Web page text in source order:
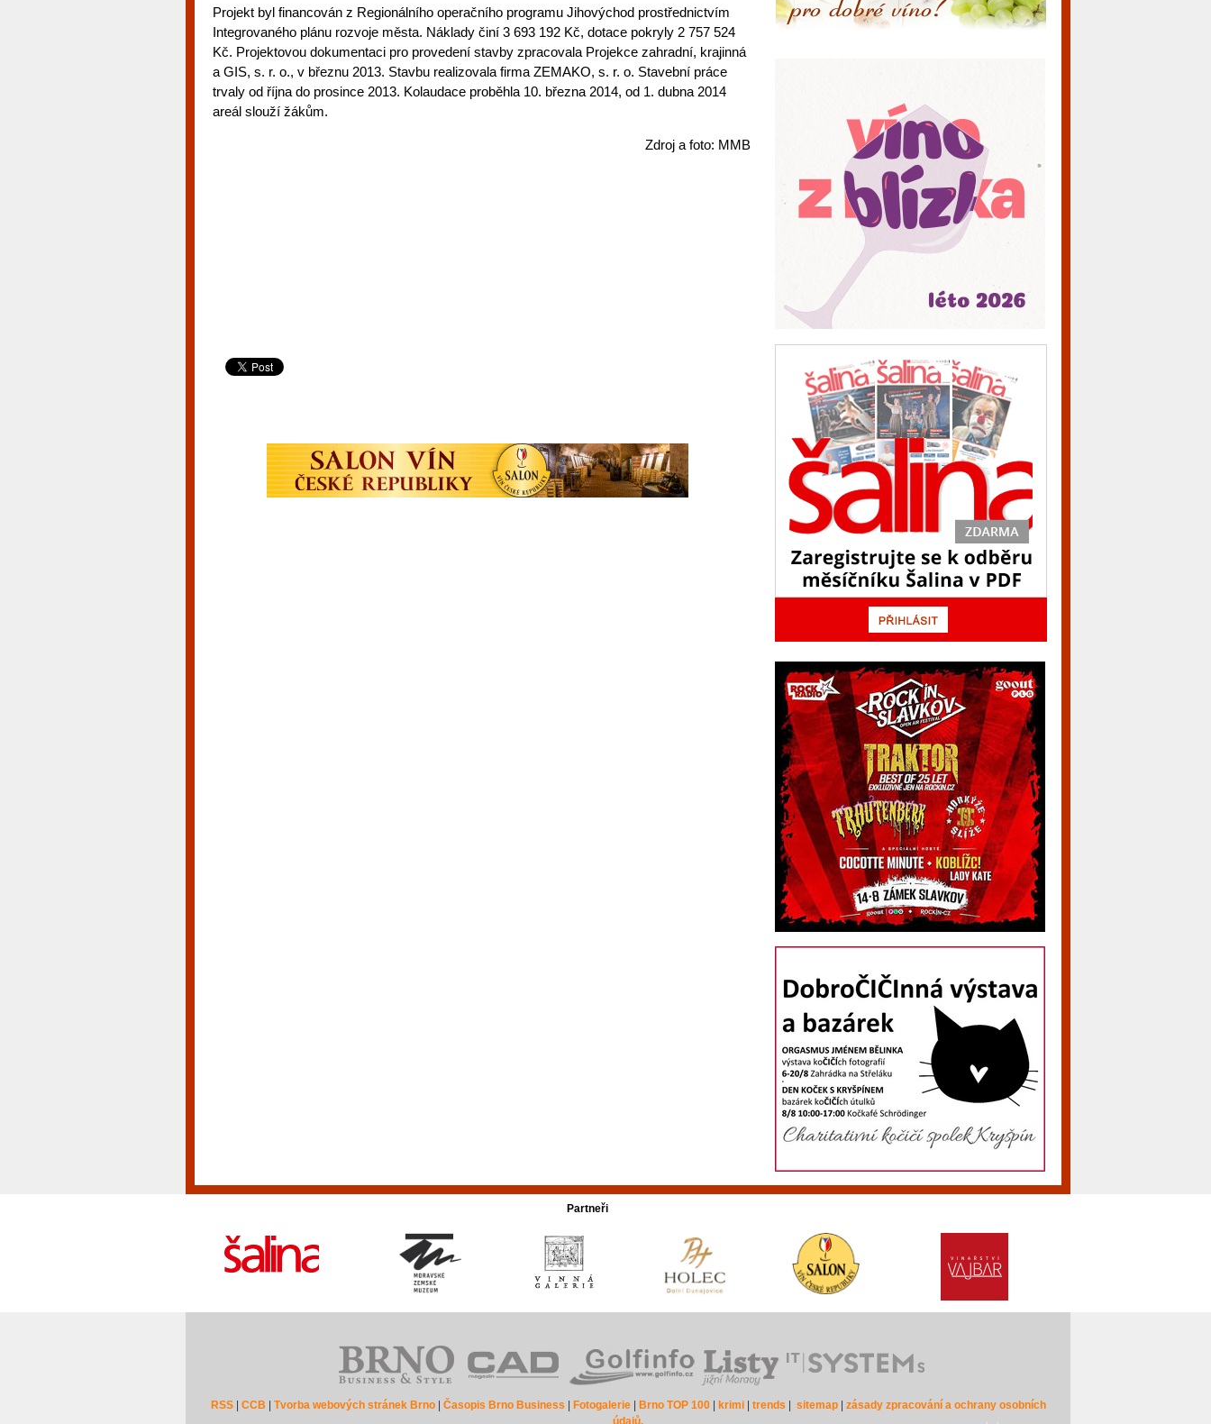
Projekt byl financován z Regionálního operačního programu Jihovýchod prostřednictvím
Integrovaného plánu rozvoje města. Náklady činí 3 693 192 Kč, dotace pokryly 2 757 524
Kč. Projektovou dokumentaci pro provedení stavby zpracovala Projekce zahradní, krajinná
a GIS, s. r. o., v březnu 2013. Stavbu realizovala firma ZEMAKO, s. r. o. Stavební práce
trvaly od října do prosince 2013. Kolaudace proběhla 10. března 2014, od 1. dubna 2014
areál slouží žákům.
Zdroj a foto: MMB
Partneři
RSS| CCB Tvorba webových stránek Brno| Časopis Brno Business Fotogalerie| Brno TOP 100| krimi| trends sitemap| zásady zpracování a ochrany osobních
údajů.